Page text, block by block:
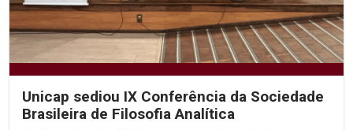
Unicap sediou IX Conferência da Sociedade
Brasileira de Filosofia Analítica